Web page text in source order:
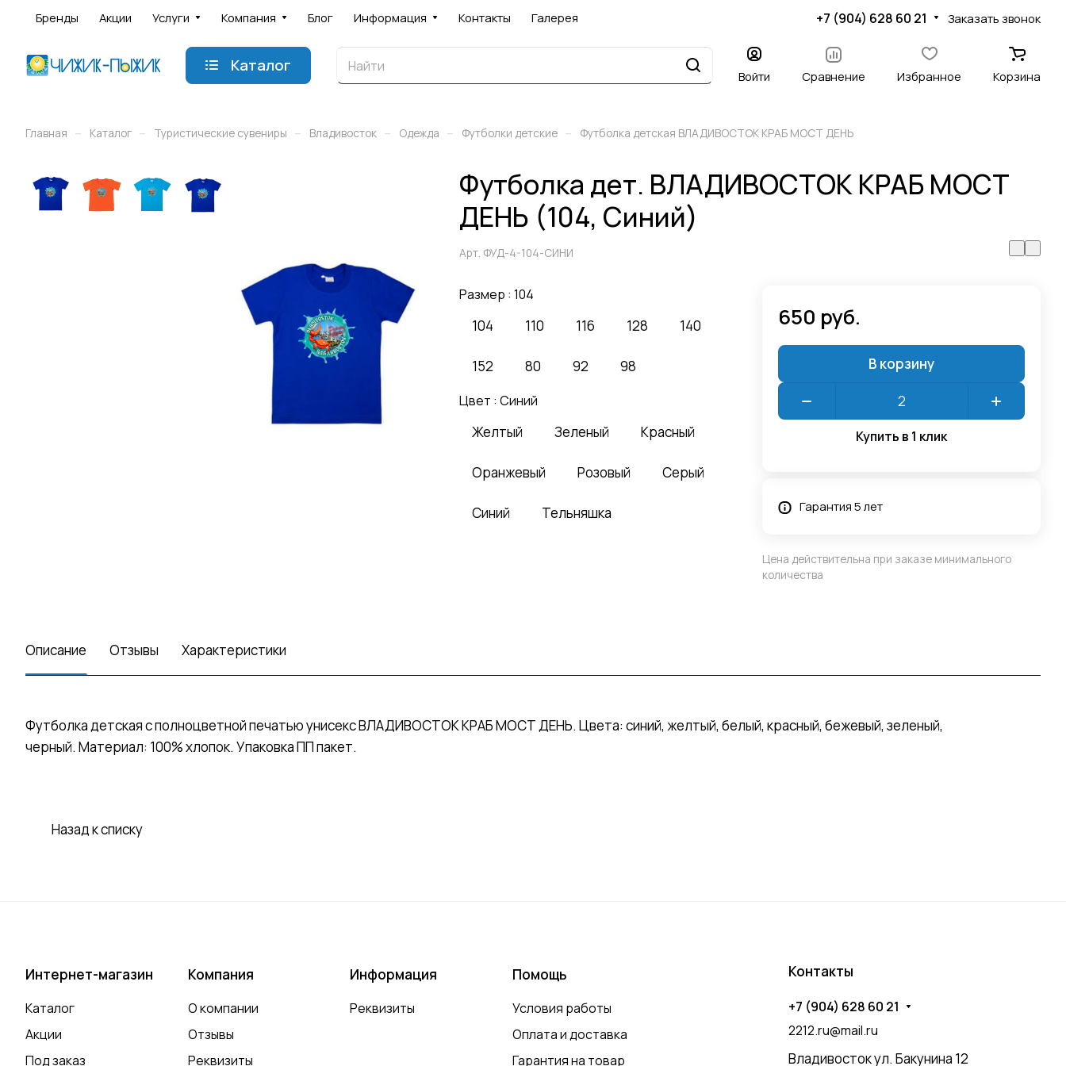
Бренды Акции Услуги Компания Блог Информация Контакты Галерея +7 (904) 628 60 21 Заказать звонок
Каталог
Войти Сравнение Избранное Корзина
Главная – Каталог – Туристические сувениры – Владивосток – Одежда – Футболки детские – Футболка детская ВЛАДИВОСТОК КРАБ МОСТ ДЕНЬ
Футболка дет. ВЛАДИВОСТОК КРАБ МОСТ
ДЕНЬ (104, Синий)
Арт. ФУД-4-104-СИНИ
Размер : 104
104 110 116 128 140
152 80 92 98
Цвет : Синий
Желтый Зеленый Красный
Оранжевый Розовый Серый
Синий Тельняшка
650 руб.
В корзину
Купить в 1 клик
Гарантия 5 лет
Цена действительна при заказе минимального
количества
Описание Отзывы Характеристики
Футболка детская с полноцветной печатью унисекс ВЛАДИВОСТОК КРАБ МОСТ ДЕНЬ. Цвета: синий, желтый, белый, красный, бежевый, зеленый,
черный. Материал: 100% хлопок. Упаковка ПП пакет.
Назад к списку
Интернет-магазин
Каталог
Акции
Под заказ
Компания
О компании
Отзывы
Реквизиты
Информация
Реквизиты
Помощь
Условия работы
Оплата и доставка
Гарантия на товар
Контакты
+7 (904) 628 60 21
2212.ru@mail.ru
Владивосток ул. Бакунина 12